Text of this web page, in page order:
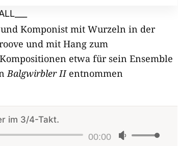
Komponist mit Wurzeln in der
und mit Hang zum
etwa für sein Ensemble
BalgwirblerII entnommen
im 3/4-Takt.
00:00
Pfeiltasten